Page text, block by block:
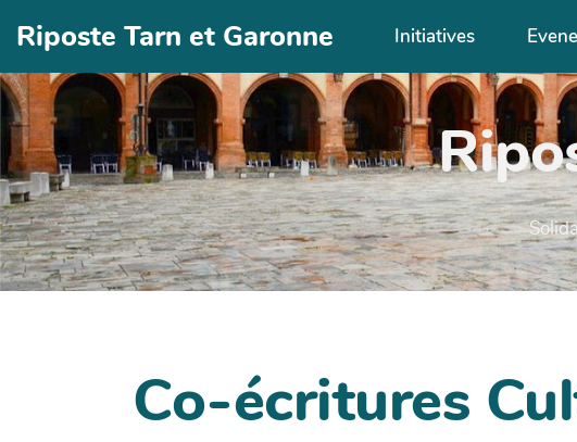
Aller au contenu principal
Riposte Tarn et Garonne Initiatives
Co-écritures